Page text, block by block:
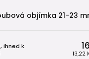
objímka 21-23
13,22
ihned k